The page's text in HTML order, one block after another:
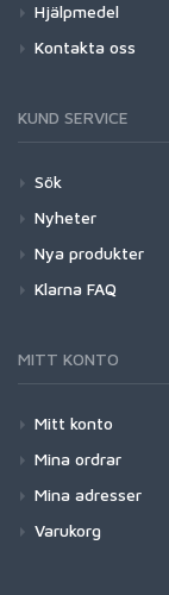
Hjälpmedel
Kontakta oss
KUND SERVICE
Sök
Nyheter
Nya produkter
Klarna FAQ
MITT KONTO
Mitt konto
Mina ordrar
Mina adresser
Varukorg